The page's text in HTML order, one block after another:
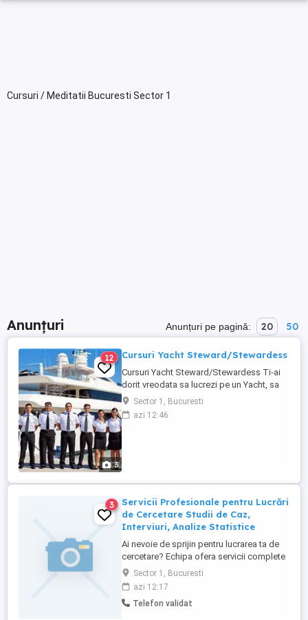
Cursuri / Meditatii Bucuresti Sector 1
Anunțuri Anunțuri pe pagină: 20 50
3
12 Cursuri Yacht Steward/Stewardess
Cursuri Yacht Steward/Stewardess Ti-ai
dorit vreodata sa lucrezi pe un Yacht, sa
calatoresti in intreaga lume gratuit si sa-ti
salvezi intreg salariul? Acum ai aceasta
ocazie unica cu Capsea Yachting. Singura
Sector 1, Bucuresti
azi 12:46
3
Servicii Profesionale pentru Lucrări
de Cercetare Studii de Caz,
Interviuri, Analize Statistice
Ai nevoie de sprijin pentru lucrarea ta de
cercetare? Echipa ofera servicii complete
și personalizate pentru realizarea lucrărilor
științifice, licență, masterat sau alte
proiecte academice, folosind metode
calitative și cantitative, precum: Elaborarea
Sector 1, Bucuresti
azi 12:17
Telefon validat